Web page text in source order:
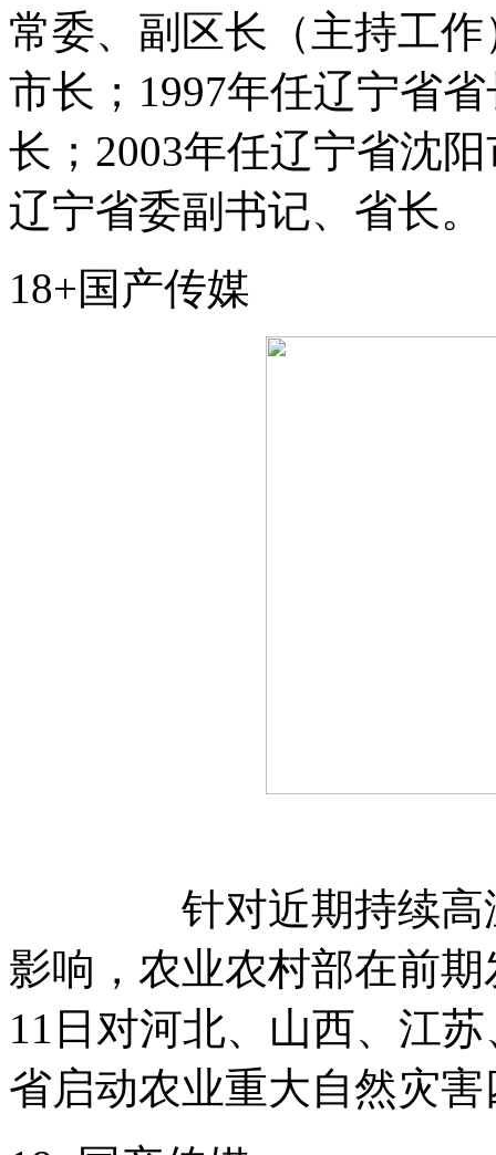
常委、副区长（主持工
市长；1997年任辽宁省
长；2003年任辽宁省沈
辽宁省委副书记、省长。
18+国产传媒
针对近期持续高温
影响，农业农村部在前
11日对河北、山西、江
省启动农业重大自然灾